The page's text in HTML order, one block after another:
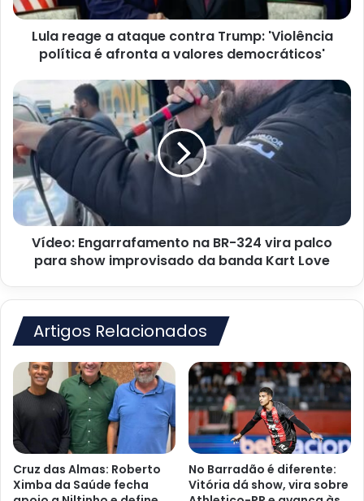
é
afronta
democráticos'
Lula reage a ataque contra Trump: 'Violência
política é afronta a valores democráticos'
Vídeo:
Engarrafamento
na
BR-
324
vira
palco
show
improvisado
Vídeo: Engarrafamento na BR-324 vira palco
para show improvisado da banda Kart Love
Artigos Relacionados
Cruz das Almas: Roberto
Ximba da Saúde fecha
No Barradão é diferente:
Vitória dá show, vira sobre